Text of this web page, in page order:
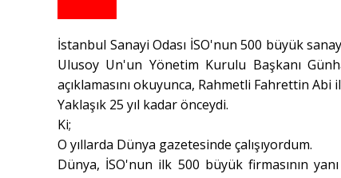
İstanbul Sanayi Odası İSO'nun 500 büyük
Ulusoy Un'un Yönetim Kurulu Başkanı
açıklamasını okuyunca, Rahmetli Fahrettin Abi
Yaklaşık 25 yıl kadar önceydi.
Ki;
O yıllarda Dünya gazetesinde çalışıyordum.
Dünya, İSO'nun ilk 500 büyük firmasının